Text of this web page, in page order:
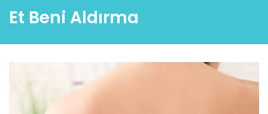
Et Beni Aldırma